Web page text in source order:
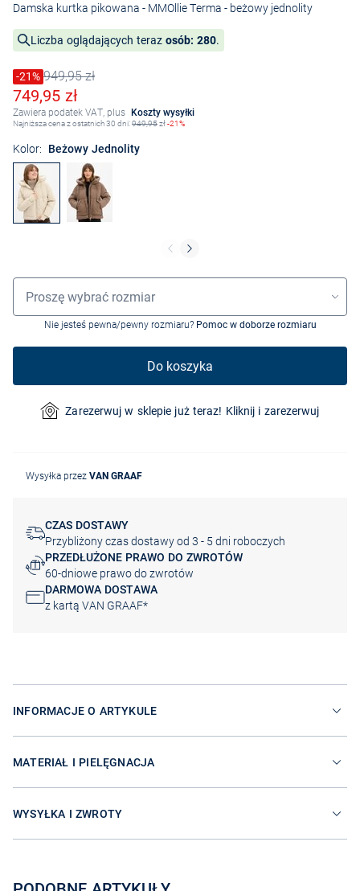
Damska kurtka pikowana - MMOllie Terma - beżowy jednolity
Liczba oglądających teraz osób: 280.
Cena obniżona o
-21%
Stara cena949,95 zł
Obniżona cena
749,95 zł
Zawiera podatek VAT, plus Koszty wysyłki
Najniższa cena z ostatnich 30 dni:949,95zł-21%
Kolor: Beżowy Jednolity
Wybór rozmiaru
Proszę wybrać rozmiar
Nie jesteś pewna/pewny rozmiaru? Pomoc w doborze rozmiaru
Do koszyka
Zarezerwuj w sklepie już teraz! Kliknij i zarezerwuj
Wysyłka przez VAN GRAAF
CZAS DOSTAWY
Przybliżony czas dostawy od 3 - 5 dni roboczych
PRZEDŁUŻONE PRAWO DO ZWROTÓW
60-dniowe prawo do zwrotów
DARMOWA DOSTAWA
z kartą VAN GRAAF*
INFORMACJE O ARTYKULE
MATERIAŁ I PIELĘGNACJA
WYSYŁKA I ZWROTY